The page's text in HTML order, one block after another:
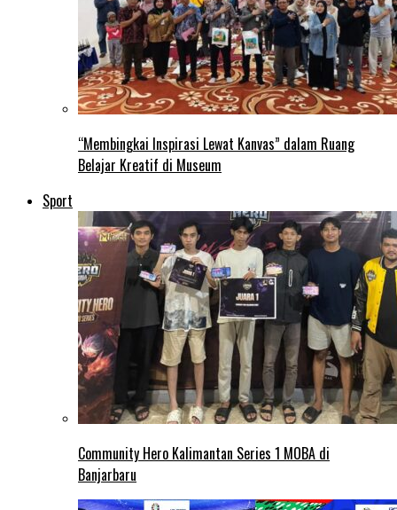
“Membingkai Inspirasi Lewat Kanvas” dalam Ruang
Belajar Kreatif di Museum
Sport
Community Hero Kalimantan Series 1 MOBA di
Banjarbaru